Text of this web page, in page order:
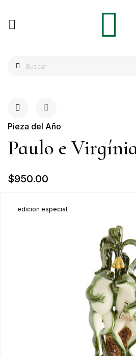
Pieza del Año
Paulo e
$950.00
edicion especial